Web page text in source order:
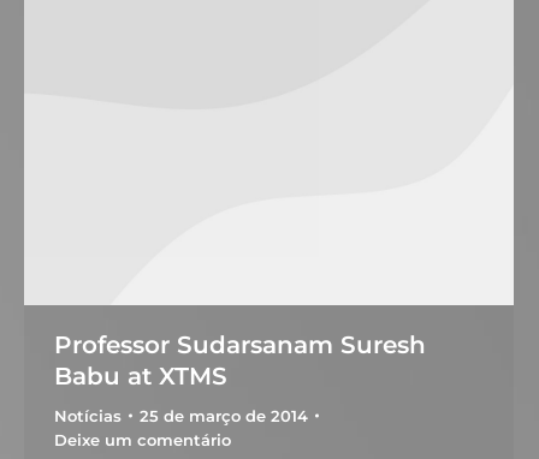
Professor Sudarsanam Suresh
Babu at XTMS
Notícias
25 de março de 2014
Deixe um comentário